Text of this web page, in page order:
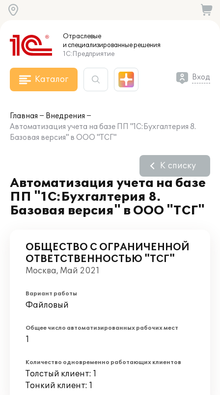
Отраслевые
и специализированныерешения
1С:Предприятие
Каталог Вход
Главная
Внедрения
Автоматизация учета на базе ПП "1С:Бухгалтерия 8.
Базовая версия" в ООО "ТСГ"
Автоматизация учета на базе
ПП "1С:Бухгалтерия 8.
Базовая версия" в ООО "ТСГ"
К списку
ОБЩЕСТВО С ОГРАНИЧЕННОЙ
ОТВЕТСТВЕННОСТЬЮ "ТСГ"
Москва, Май 2021
Вариант работы
Файловый
Общее число автоматизированных рабочих мест
1
Количество одновременно работающих клиентов
Толстый клиент: 1
Тонкий клиент: 1